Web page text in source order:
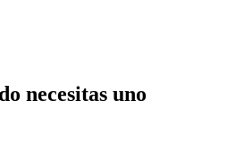
necesitas uno